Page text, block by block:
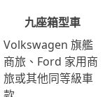
九座箱型車
Volkswagen 旗艦
商旅、Ford 家用商
旅或其他同等級車